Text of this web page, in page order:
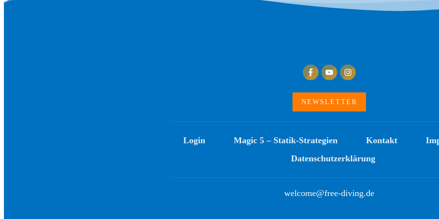
NEWSLETTER
Login Magic 5 – Statik-Strategien Kontakt
Datenschutzerklärung
welcome@free-diving.de